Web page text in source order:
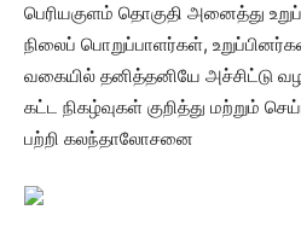
பெரியகுளம் தொகுதி அனைத்து
நிலைப் பொறுப்பாளர்கள்,
வகையில் தனித்தனியே அச்சிட்டு
கட்ட நிகழ்வுகள் குறித்து மற்றும்
பற்றி கலந்தாலோசனை